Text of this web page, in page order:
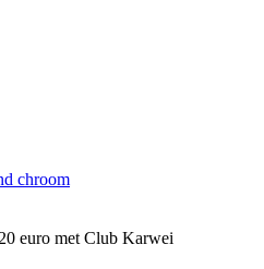
chroom
euro met Club Karwei